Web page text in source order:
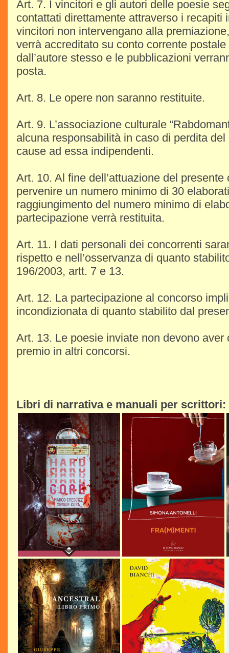
Art. 7. I vincitori e gli autori delle poesie
contattati direttamente attraverso i recapiti
vincitori non intervengano alla
verrà accreditato su conto corrente
dall’autore stesso e le pubblicazioni
posta.
Art. 8. Le opere non saranno restituite.
Art. 9. L’associazione culturale
alcuna responsabilità in caso di perdita
cause ad essa indipendenti.
Art. 10. Al fine dell’attuazione del presente
pervenire un numero minimo di 30
raggiungimento del numero minimo di
partecipazione verrà restituita.
Art. 11. I dati personali dei concorrenti
rispetto e nell’osservanza di quanto
196/2003, artt. 7 e 13.
Art. 12. La partecipazione al concorso
incondizionata di quanto stabilito dal
Art. 13. Le poesie inviate non devono aver
premio in altri concorsi.
Libri di narrativa e manuali per scrittori: